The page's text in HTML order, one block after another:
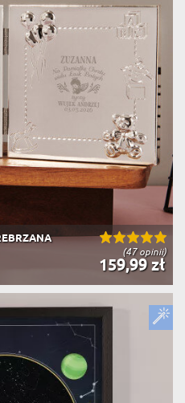
(47 opinii)
159,99 zł